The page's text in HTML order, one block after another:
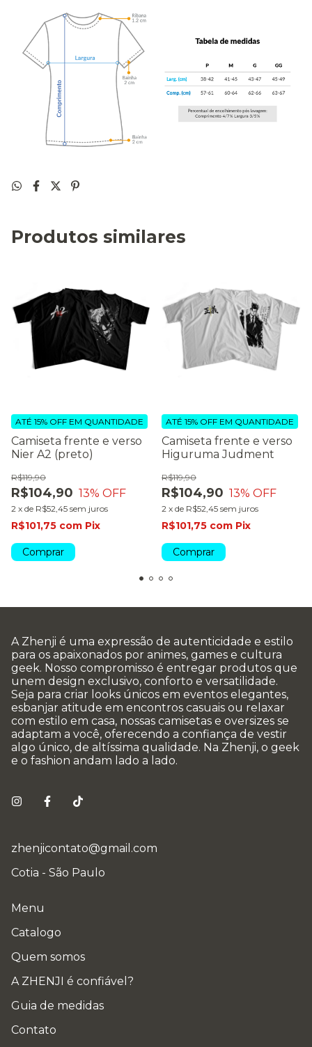
Produtos similares
Camiseta frente e verso
Nier A2 (preto)
R$104,90
R$119,90
13% OFF
2 x de R$52,45 sem juros
ATÉ 15% OFF EM QUANTIDADE
R$101,75 com Pix
Comprar
Camiseta frente e verso
Higuruma Judment
R$104,90
R$119,90
13% OFF
2 x de R$52,45 sem juros
ATÉ 15% OFF EM QUANTIDADE
R$101,75 com Pix
Comprar
A Zhenji é uma expressão de autenticidade e estilo
para os apaixonados por animes, games e cultura
geek. Nosso compromisso é entregar produtos que
unem design exclusivo, conforto e versatilidade.
Seja para criar looks únicos em eventos elegantes,
esbanjar atitude em encontros casuais ou relaxar
com estilo em casa, nossas camisetas e oversizes se
adaptam a você, oferecendo a confiança de vestir
algo único, de altíssima qualidade. Na Zhenji, o geek
e o fashion andam lado a lado.
zhenjicontato@gmail.com
Cotia - São Paulo
Menu
Catalogo
Quem somos
A ZHENJI é confiável?
Guia de medidas
Contato